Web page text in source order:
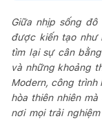
Giữa nhịp sống
được kiến tạo như
tìm lại sự cân
và những khoảng
Modern, công trình
hòa thiên nhiên
nơi mọi trải